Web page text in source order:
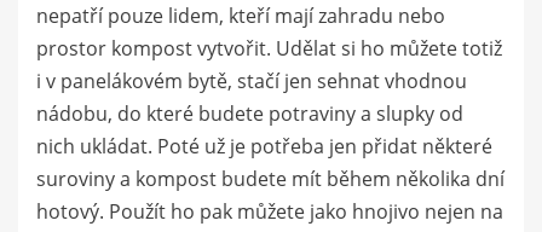
nepatří pouze lidem, kteří mají zahradu nebo
prostor kompost vytvořit. Udělat si ho můžete totiž
i v panelákovém bytě, stačí jen sehnat vhodnou
nádobu, do které budete potraviny a slupky od
nich ukládat. Poté už je potřeba jen přidat některé
suroviny a kompost budete mít během několika dní
hotový. Použít ho pak můžete jako hnojivo nejen na